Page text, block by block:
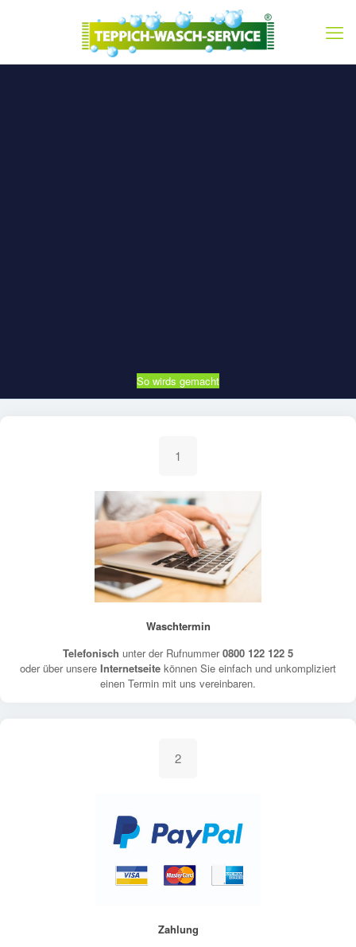
So wirds gemacht
1
Waschtermin
Telefonisch unter der Rufnummer0800 122 122 5
oder über unsere Internetseite können Sie einfach und unkompliziert
einen Termin mit uns vereinbaren.
2
Zahlung